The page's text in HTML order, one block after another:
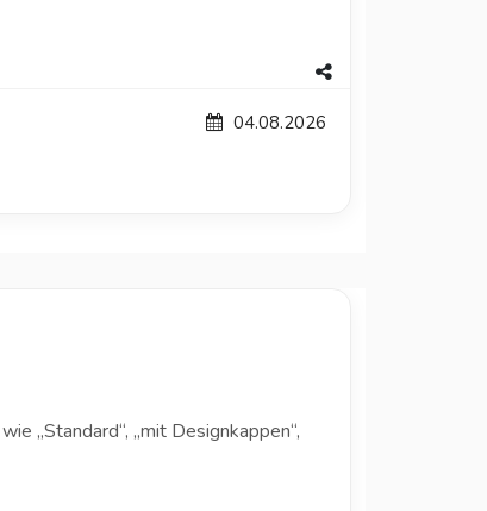
04.08.2026
„Standard“, „mit Designkappen“,